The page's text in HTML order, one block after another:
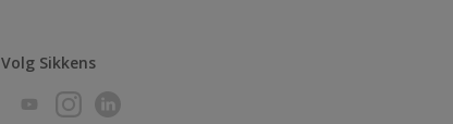
Volg Sikkens